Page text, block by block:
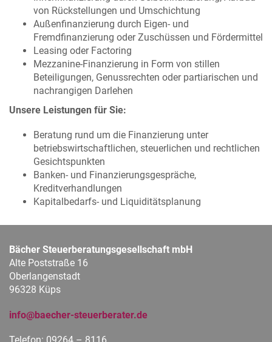
von Rückstellungen und Umschichtung
Außenfinanzierung durch Eigen- und
Fremdfinanzierung oder Zuschüssen und Fördermittel
Leasing oder Factoring
Mezzanine-Finanzierung in Form von stillen
Beteiligungen, Genussrechten oder partiarischen und
nachrangigen Darlehen
Unsere Leistungen für Sie:
Beratung rund um die Finanzierung unter
betriebswirtschaftlichen, steuerlichen und rechtlichen
Gesichtspunkten
Banken- und Finanzierungsgespräche,
Kreditverhandlungen
Kapitalbedarfs- und Liquiditätsplanung
Bächer Steuerberatungsgesellschaft mbH
Alte Poststraße 16
Oberlangenstadt
96328 Küps
info@baecher-steuerberater.de